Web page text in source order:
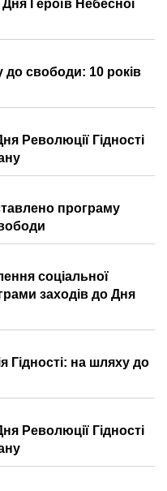
Героїв Небесної
свободи: 10 років
Революції Гідності
програму
соціальної
заходів до Дня
на шляху до
Революції Гідності